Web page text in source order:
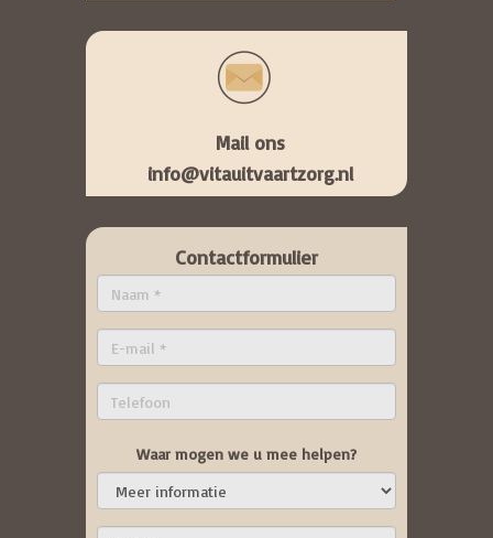
Mail ons
info@vitauitvaartzorg.nl
Contactformulier
Waar mogen we u mee helpen?